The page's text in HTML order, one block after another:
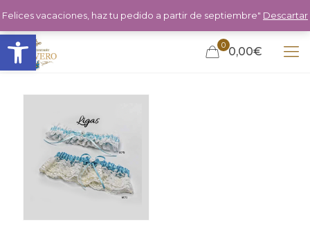
Abrir barra de herramientas 0 0,00€
Felices vacaciones, haz tu pedido a partir de septiembre" Descartar